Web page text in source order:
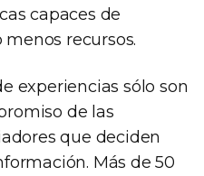
capaces de
recursos.
experiencias sólo son
de las
que deciden
Más de 50